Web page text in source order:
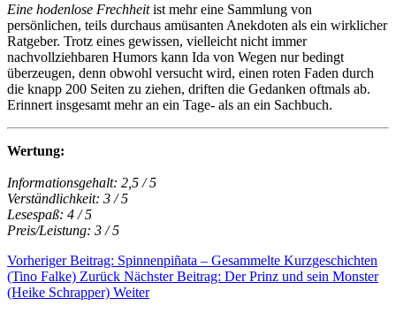
Eine hodenlose Frechheitist mehr eine Sammlung von
persönlichen, teils durchaus amüsanten Anekdoten als ein wirklicher
Ratgeber. Trotz eines gewissen, vielleicht nicht immer
nachvollziehbaren Humors kann Ida von Wegen nur bedingt
überzeugen, denn obwohl versucht wird, einen roten Faden durch
die knapp 200 Seiten zu ziehen, driften die Gedanken oftmals ab.
Erinnert insgesamt mehr an ein Tage- als an ein Sachbuch.
Wertung:
Informationsgehalt: 2,5 / 5
Verständlichkeit: 3 / 5
Lesespaß: 4 / 5
Preis/Leistung: 3 / 5
Vorheriger Beitrag: Spinnenpiñata – Gesammelte Kurzgeschichten
(Tino Falke) Zurück Nächster Beitrag: Der Prinz und sein Monster
(Heike Schrapper) Weiter